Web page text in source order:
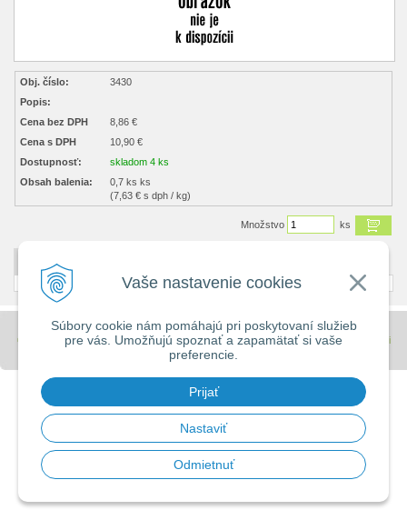
Vaše nastavenie cookies
Súbory cookie nám pomáhajú pri poskytovaní služieb
pre vás. Umožňujú spoznať a zapamätať si vaše
preferencie.
Prijať
Nastaviť
Odmietnuť
Obj. číslo:
3430
Popis:
Cena bez DPH
8,86 €
Cena s DPH
10,90 €
Dostupnosť:
skladom 4 ks
Obsah balenia:
0,7 ks ks
(7,63 € s dph / kg)
Množstvo ks
DETAILNÝ POPIS
© 2026 Stavebniny - DUMA •tvorba eshopu cez UNIobchod,webhostingspoločnosti
WEBYGROUP